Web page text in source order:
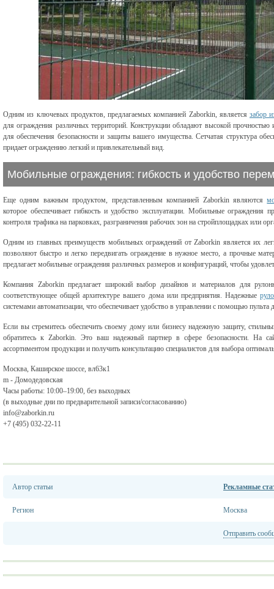
Одним из ключевых продуктов, предлагаемых компанией Zaborkin, является забор
для ограждения различных территорий. Конструкции обладают высокой
для обеспечения безопасности и защиты вашего имущества. Сетчатая структура
придает ограждению легкий и привлекательный вид.
Мобильные ограждения: гибкость и удобство
Еще одним важным продуктом, представленным компанией Zaborkin являются
которое обеспечивает гибкость и удобство эксплуатации. Мобильные ограждения
контроля трафика на парковках, разграничения рабочих зон на стройплощадках или
Одним из главных преимуществ мобильных ограждений от Zaborkin является их
позволяют быстро и легко передвигать ограждение в нужное место, а прочные
предлагает мобильные ограждения различных размеров и конфигураций, чтобы
Компания Zaborkin предлагает широкий выбор дизайнов и материалов для
соответствующее общей архитектуре вашего дома или предприятия. Надежные
системами автоматизации, что обеспечивает удобство в управлении с помощью пульта
Если вы стремитесь обеспечить своему дому или бизнесу надежную защиту,
обратитесь к Zaborkin. Это ваш надежный партнер в сфере безопасности. На
ассортиментом продукции и получить консультацию специалистов для выбора
Москва, Каширское шоссе, вл63к1
m - Домодедовская
Часы работы: 10:00–19:00, без выходных
(в выходные дни по предварительной записи/согласованию)
info@zaborkin.ru
+7 (495) 032-22-11
Автор статьи Рекламные
Регион Москва
Отправить